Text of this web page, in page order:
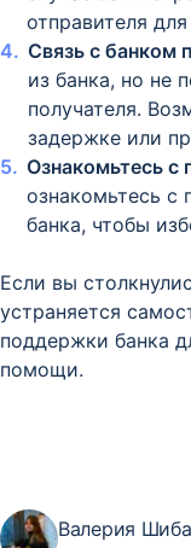
отправителя
Связь с банком
из банка, но не
получателя.
задержке или
Ознакомьтесь с
ознакомьтесь с
банка, чтобы
Если вы
устраняется
поддержки банка
помощи.
Валерия